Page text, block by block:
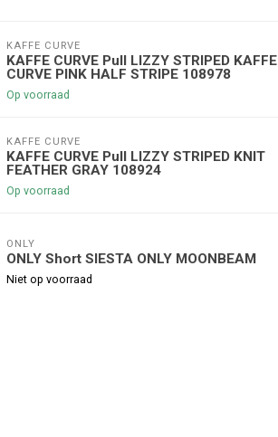
KAFFE CURVE
KAFFE CURVE Pull LIZZY STRIPED KAFFE
CURVE PINK HALF STRIPE 108978
Op voorraad
KAFFE CURVE
KAFFE CURVE Pull LIZZY STRIPED KNIT
FEATHER GRAY 108924
Op voorraad
ONLY
ONLY Short SIESTA ONLY MOONBEAM
Niet op voorraad
bestelling
bestelwaarde van €45,00